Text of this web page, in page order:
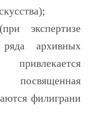
экспертизе
архивных
посвященная
филиграни